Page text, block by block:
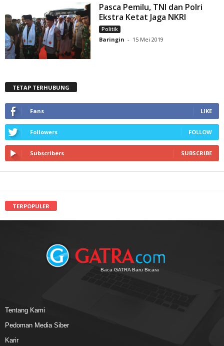
Pasca Pemilu, TNI dan Polri
Ekstra Ketat Jaga NKRI
Politik
Baringin - 15 Mei 2019
TETAP TERHUBUNG
Fans LIKE
Followers FOLLOW
Subscribers SUBSCRIBE
TERPOPULER
Baca GATRA Baru Bicara
Tentang Kami
Pedoman Media Siber
Karir